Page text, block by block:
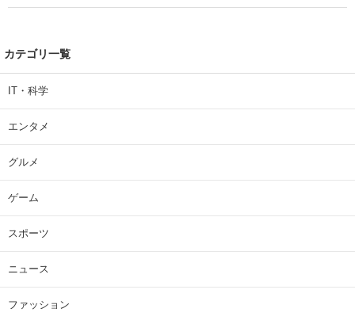
カテゴリ一覧
IT・科学
エンタメ
グルメ
ゲーム
スポーツ
ニュース
ファッション